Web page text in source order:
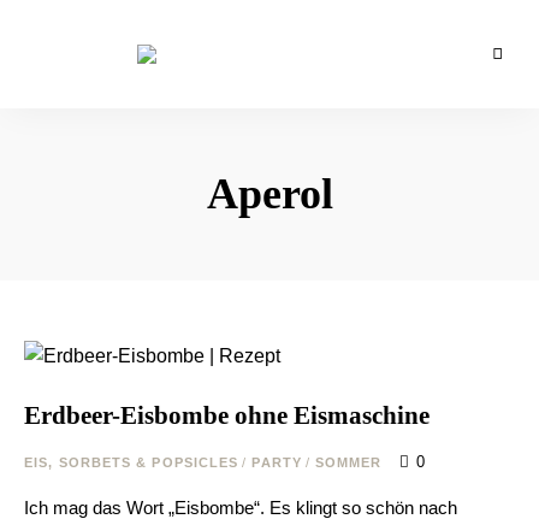
Aperol
Erdbeer-Eisbombe ohne Eismaschine
EIS, SORBETS & POPSICLES / PARTY / SOMMER 0
Ich mag das Wort „Eisbombe“. Es klingt so schön nach